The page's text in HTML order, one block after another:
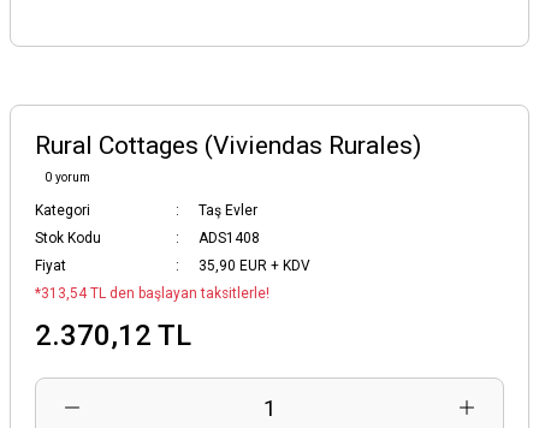
Rural Cottages (Viviendas Rurales)
0 yorum
Kategori
Taş Evler
Stok Kodu
ADS1408
Fiyat
35,90 EUR + KDV
*313,54 TL den başlayan taksitlerle!
2.370,12 TL